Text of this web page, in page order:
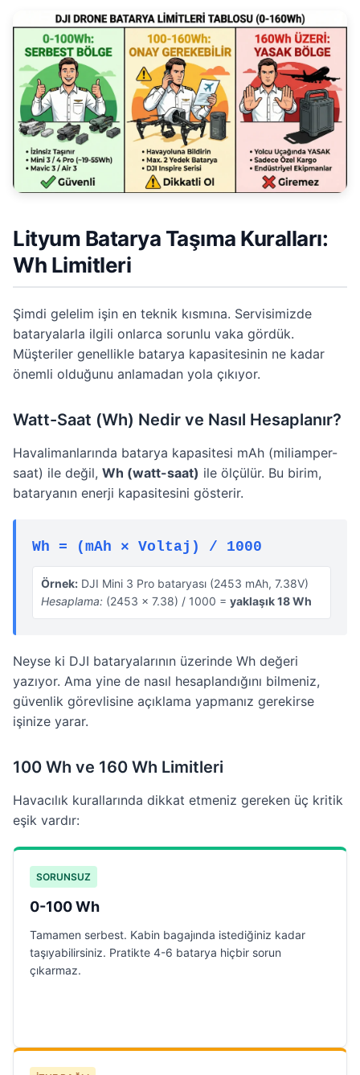
Lityum Batarya Taşıma Kuralları:
Wh Limitleri
Şimdi gelelim işin en teknik kısmına. Servisimizde
bataryalarla ilgili onlarca sorunlu vaka gördük.
Müşteriler genellikle batarya kapasitesinin ne kadar
önemli olduğunu anlamadan yola çıkıyor.
Watt-Saat (Wh) Nedir ve Nasıl Hesaplanır?
Havalimanlarında batarya kapasitesi mAh (miliamper-
saat) ile değil, Wh (watt-saat) ile ölçülür. Bu birim,
bataryanın enerji kapasitesini gösterir.
Wh = (mAh × Voltaj) / 1000
Örnek: DJI Mini 3 Pro bataryası (2453 mAh, 7.38V)
Hesaplama: (2453 × 7.38) / 1000 = yaklaşık 18 Wh
Neyse ki DJI bataryalarının üzerinde Wh değeri
yazıyor. Ama yine de nasıl hesaplandığını bilmeniz,
güvenlik görevlisine açıklama yapmanız gerekirse
işinize yarar.
100 Wh ve 160 Wh Limitleri
Havacılık kurallarında dikkat etmeniz gereken üç kritik
eşik vardır:
SORUNSUZ
0-100 Wh
Tamamen serbest. Kabin bagajında istediğiniz kadar
taşıyabilirsiniz. Pratikte 4-6 batarya hiçbir sorun
çıkarmaz.